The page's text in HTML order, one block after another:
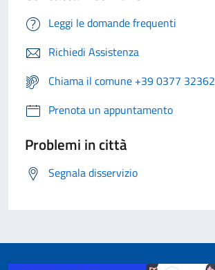
Leggi le domande frequenti
Richiedi Assistenza
Chiama il comune +39 0377 32362
Prenota un appuntamento
Problemi in città
Segnala disservizio